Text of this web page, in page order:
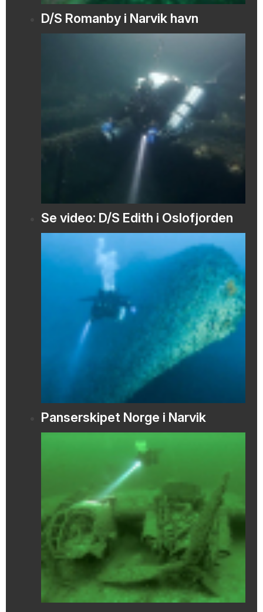
D/S Romanby i Narvik havn
Se video: D/S Edith i Oslofjorden
Panserskipet Norge i Narvik